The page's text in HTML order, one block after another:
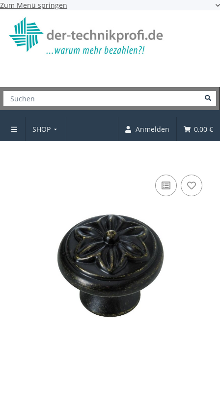
Zum Menü springen
SHOP Anmelden 0,00 €
Knopf